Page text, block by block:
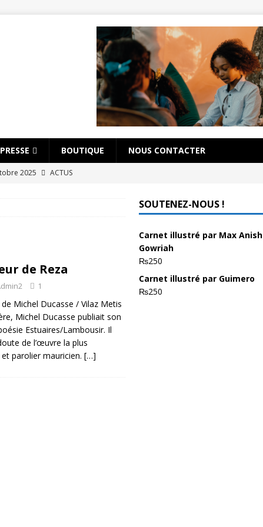
PRESSE BOUTIQUE NOUS CONTACTER
2025
ACTUS
(MAURICE)
(MAURICE)
(MAURICE)
(FRANCE)
de Reza
1
Michel Ducasse / Vilaz Metis
Michel Ducasse publiait son
Estuaires/Lambousir. Il
de l’œuvre la plus
parolier mauricien. […]
SOUTENEZ-NOUS !
Carnet illustré par Max Anish
Gowriah
₨250
Carnet illustré par Guimero
₨250